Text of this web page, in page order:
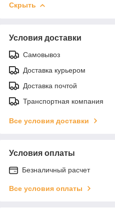
Скрыть
Условия доставки
Самовывоз
Доставка курьером
Доставка почтой
Транспортная компания
Все условия доставки
Условия оплаты
Безналичный расчет
Все условия оплаты